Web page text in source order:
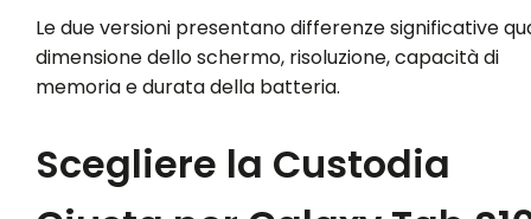
Le due versioni presentano differenze significative
dimensione dello schermo, risoluzione, capacità di
memoria e durata della batteria.
Scegliere la Custodia